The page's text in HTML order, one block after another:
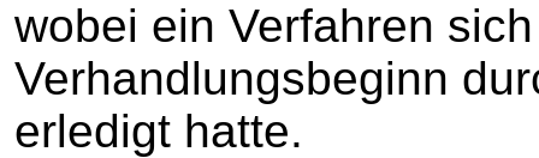
wobei ein Verfahren
Verhandlungsbeginn
erledigt hatte.